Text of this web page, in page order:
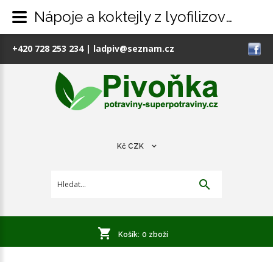
+420 728 253 234| ladpiv@seznam.cz
Kč CZK
Košík: 0 zboží
Nápoje a koktejly z lyofilizovaného ovoce